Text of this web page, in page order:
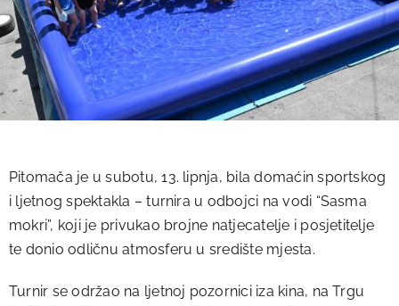
Pitomača je u subotu, 13. lipnja, bila domaćin sportskog
i ljetnog spektakla – turnira u odbojci na vodi “Sasma
mokri”, koji je privukao brojne natjecatelje i posjetitelje
te donio odličnu atmosferu u središte mjesta.
Turnir se održao na ljetnoj pozornici iza kina, na Trgu